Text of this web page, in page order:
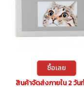
ซื้อเลย
สินค้าจัดส่งภายใน 2 วัน